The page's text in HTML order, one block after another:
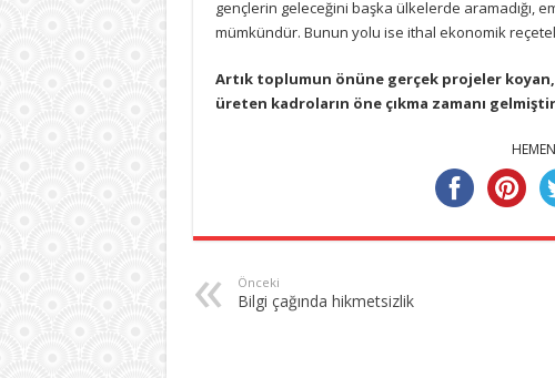
gençlerin geleceğini başka ülkelerde aramadığı,
mümkündür. Bunun yolu ise ithal ekonomik
Artık toplumun önüne gerçek projeler
üreten kadroların öne çıkma zamanı
Önceki
Bilgi çağında hikmetsizlik